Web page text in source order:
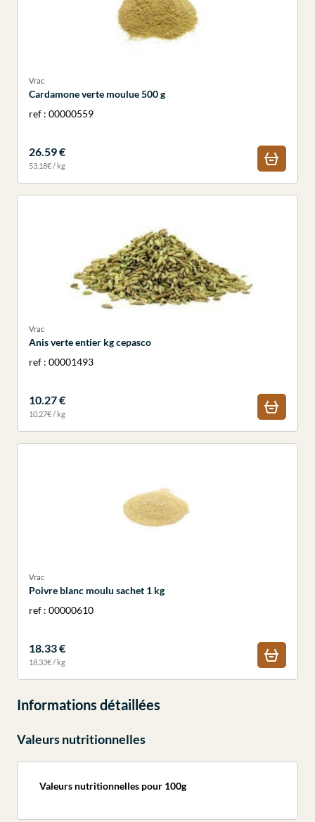
Vrac
Cardamone verte moulue 500 g
ref : 00000559
26.59 €
53.18€ / kg
Vrac
Anis verte entier kg cepasco
ref : 00001493
10.27 €
10.27€ / kg
Vrac
Poivre blanc moulu sachet 1 kg
ref : 00000610
18.33 €
18.33€ / kg
Informations détaillées
Valeurs nutritionnelles
Valeurs nutritionnelles pour 100g